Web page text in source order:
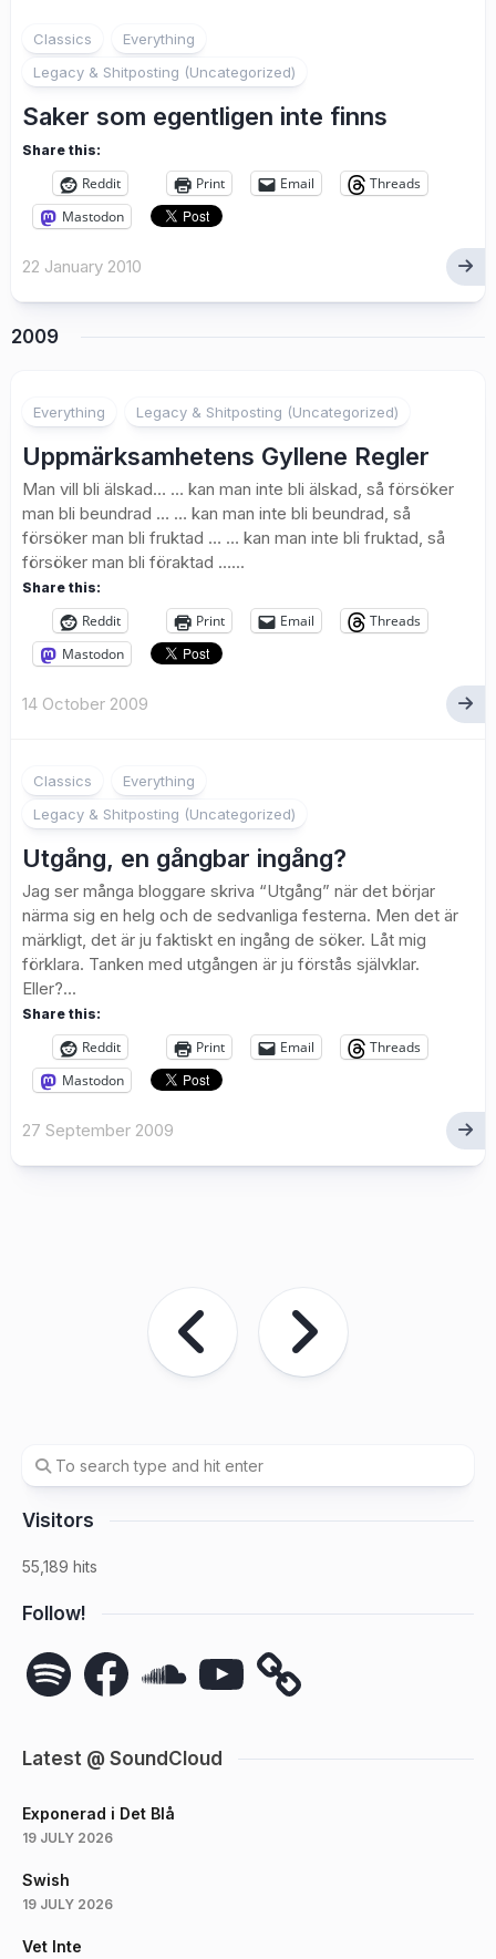
Classics
Everything
Legacy & Shitposting (Uncategorized)
Saker som egentligen inte finns
Share this:
Reddit Print Email
Threads
Mastodon
22 January 2010
2009
Everything Legacy & Shitposting (Uncategorized)
Uppmärksamhetens Gyllene Regler
Man vill bli älskad… … kan man inte bli älskad, så försöker
man bli beundrad … … kan man inte bli beundrad, så
försöker man bli fruktad … … kan man inte bli fruktad, så
försöker man bli föraktad …...
Share this:
Reddit Print Email
Threads
Mastodon
14 October 2009
Classics
Everything
Legacy & Shitposting (Uncategorized)
Utgång, en gångbar ingång?
Jag ser många bloggare skriva “Utgång” när det börjar
närma sig en helg och de sedvanliga festerna. Men det är
märkligt, det är ju faktiskt en ingång de söker. Låt mig
förklara. Tanken med utgången är ju förstås självklar.
Eller?...
Share this:
Reddit Print Email
Threads
Mastodon
27 September 2009
Visitors
55,189 hits
Follow!
Spotify FacebookSoundCloudYouTube
Latest @ SoundCloud
Exponerad i Det Blå
19 JULY 2026
Swish
19 JULY 2026
Vet Inte